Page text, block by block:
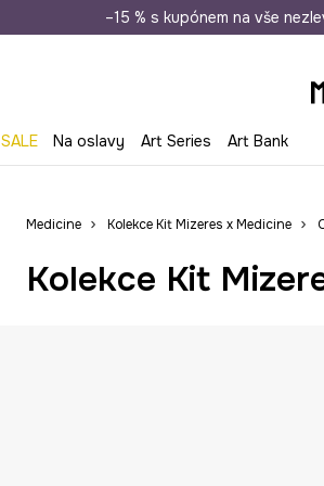
Doprava zdarma při nákupu nad 1 200 Kč
–15 % s kupónem na vše
SALE Na oslavy Art Series Art Bank
Medicine Kolekce Kit Mizeres x Medicine
Kolekce Kit